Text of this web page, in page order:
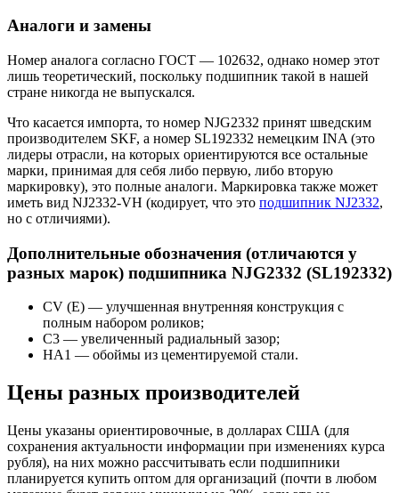
Аналоги и замены
Номер аналога согласно ГОСТ — 102632, однако номер этот
лишь теоретический, поскольку подшипник такой в нашей
стране никогда не выпускался.
Что касается импорта, то номер NJG2332 принят шведским
производителем SKF, а номер SL192332 немецким INA (это
лидеры отрасли, на которых ориентируются все остальные
марки, принимая для себя либо первую, либо вторую
маркировку), это полные аналоги. Маркировка также может
иметь вид NJ2332-VH (кодирует, что это подшипник NJ2332,
но с отличиями).
Дополнительные обозначения (отличаются у
разных марок) подшипника NJG2332 (SL192332)
CV (E) — улучшенная внутренняя конструкция с
полным набором роликов;
C3 — увеличенный радиальный зазор;
HA1 — обоймы из цементируемой стали.
Цены разных производителей
Цены указаны ориентировочные, в долларах США (для
сохранения актуальности информации при изменениях курса
рубля), на них можно рассчитывать если подшипники
планируется купить оптом для организаций (почти в любом